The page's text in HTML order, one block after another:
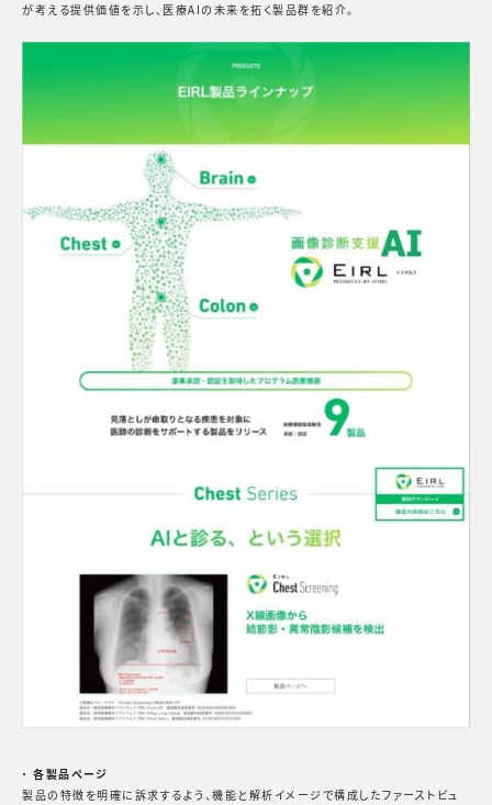
が考える提供価値を示し、医療AIの未来を拓く製品群を紹介。
・ 各製品ページ
製品の特徴を明確に訴求するよう、機能と解析イメージで構成したファーストビュ